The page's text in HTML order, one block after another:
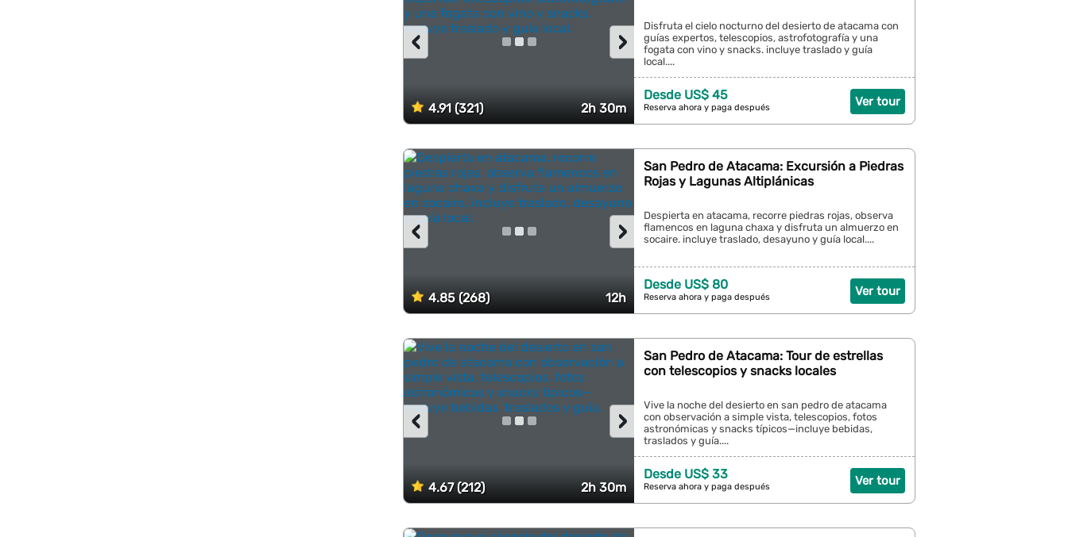
4.91 (321) 2h 30m
›
‹
Disfruta el cielo nocturno del desierto de atacama con
guías expertos, telescopios, astrofotografía y una
fogata con vino y snacks. incluye traslado y guía
local....
Ver tour
Desde US$ 45
Reserva ahora y paga después
4.85 (268) 12h
›
‹
San Pedro de Atacama: Excursión a Piedras
Rojas y Lagunas Altiplánicas
Despierta en atacama, recorre piedras rojas, observa
flamencos en laguna chaxa y disfruta un almuerzo en
socaire. incluye traslado, desayuno y guía local....
Ver tour
Desde US$ 80
Reserva ahora y paga después
4.67 (212) 2h 30m
›
‹
San Pedro de Atacama: Tour de estrellas
con telescopios y snacks locales
Vive la noche del desierto en san pedro de atacama
con observación a simple vista, telescopios, fotos
astronómicas y snacks típicos—incluye bebidas,
traslados y guía....
Ver tour
Desde US$ 33
Reserva ahora y paga después